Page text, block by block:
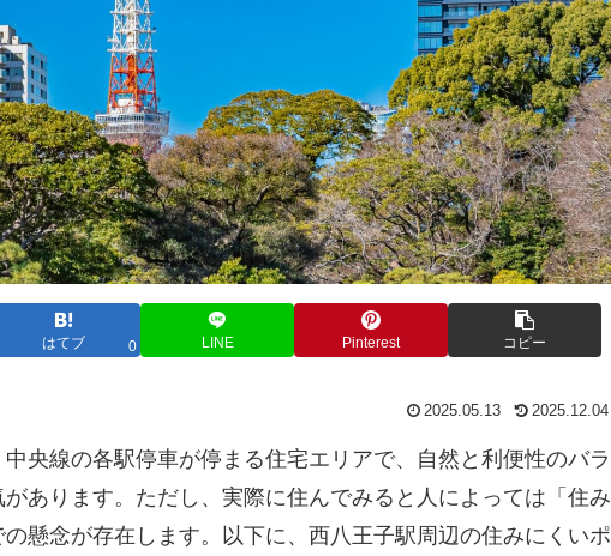
はてブ 0 LINE Pinterest コピー
2025.05.13 2025.12.04
央線の各駅停車が停まる住宅エリアで、自然と利便性のバラ
あります。ただし、実際に住んでみると人によっては「住み
懸念が存在します。以下に、西八王子駅周辺の住みにくいポ